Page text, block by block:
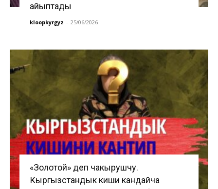
айыптады
kloopkyrgyz - 25/06/2026
«Золотой» деп чакырушчу.
Кыргызстандык киши кандайча